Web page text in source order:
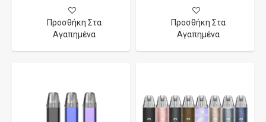
Προσθήκη Στα
Αγαπημένα
Προσθήκη Στα
Αγαπημένα